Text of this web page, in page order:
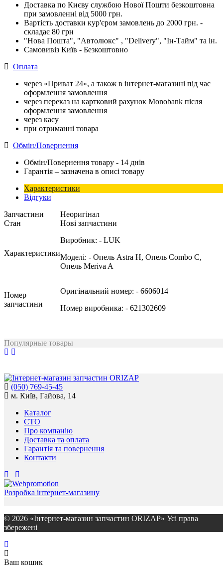
Доставка по Києву службою Нової Пошти безкоштовна
при замовленні від 5000 грн.
Вартість доставки кур'єром замовлень до 2000 грн. -
складає 80 грн
"Нова Пошта", "Автолюкс" , "Delivery", "Iн-Тайм" та ін.
Самовивіз Київ - Безкоштовно
Оплата
через «Приват 24», а також в інтернет-магазині під час
оформлення замовлення
через переказ на картковий рахунок Monobank після
оформлення замовлення
через касу
при отриманні товара
Обмін/Повернення
Обмін/Повернення товару - 14 днів
Гарантія – зазначена в описі товару
Характеристики
Відгуки
Запчастини
Неоригінал
Стан
Нові запчастини
Характеристики
Виробник: - LUK
Моделі: - Опель Astra H, Опель Combo C,
Опель Meriva A
Номер
запчастини
Оригінальний номер: - 6606014
Номер виробника: - 621302609
Популярные товары
(050) 769-45-45
м. Київ, Гайова, 14
Каталог
СТО
Про компанію
Доставка та оплата
Гарантія та повернення
Контакти
Розробка інтернет-магазину
© 2026 «Інтернет-магазин запчастин ORIZAP» Усі права
збережені
Ваш кошик